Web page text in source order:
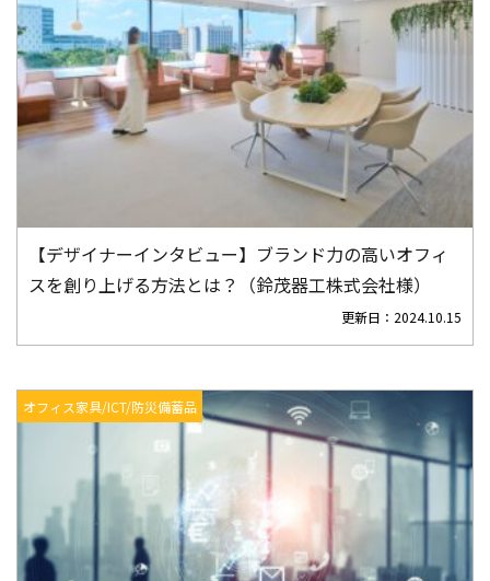
【デザイナーインタビュー】ブランド力の高いオフィ
スを創り上げる方法とは？（鈴茂器工株式会社様）
更新日： 2024.10.15
オフィス家具/ICT/防災備蓄品